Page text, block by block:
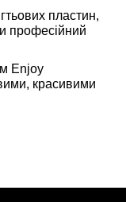
пластин,
професійний
Enjoy
красивими